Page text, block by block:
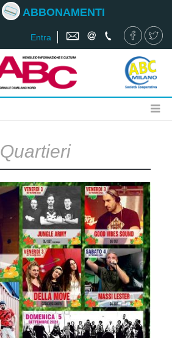
ABBONAMENTI
Entra
Quartieri